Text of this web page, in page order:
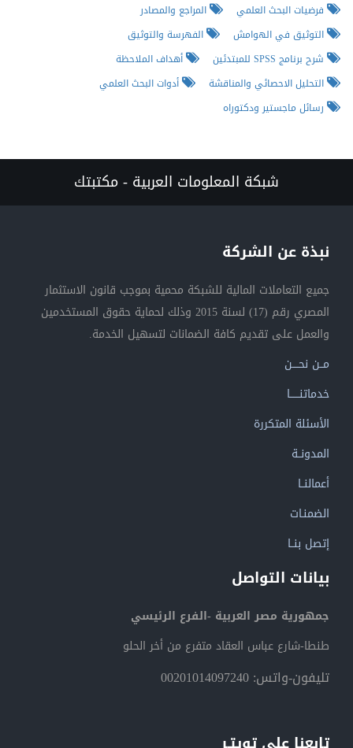
فرضيات البحث العلمي
المراجع والمصادر
التوثيق في الهوامش
الفهرسة والتوثيق
شرح برنامج SPSS للمبتدئين
أهداف الملاحظة
التحليل الاحصائي والمناقشة
أدوات البحث العلمي
رسائل ماجستير ودكتوراه
شبكة المعلومات العربية - مكتبتك
نبذة عن الشركة
جميع التعاملات المالية للشبكة محمية بموجب قانون الاستثمار
المصري رقم (17) لسنة 2015 وذلك لحماية حقوق المستخدمين
والعمل على تقديم كافة الضمانات لتسهيل الخدمة.
مــن نحــــن
خدماتنــــــا
الأسئلة المتكررة
المدونــة
أعمالنــا
الضمنـات
إتصل بنــا
بيانات التواصل
جمهورية مصر العربية -الفرع الرئيسي
طنطا-شارع عباس العقاد متفرع من أخر الحلو
تليفون-واتس: 00201014097240